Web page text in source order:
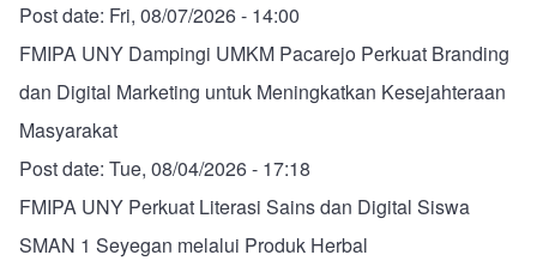
Post date: Fri, 08/07/2026 - 14:00
FMIPA UNY Dampingi UMKM Pacarejo Perkuat Branding
dan Digital Marketing untuk Meningkatkan Kesejahteraan
Masyarakat
Post date: Tue, 08/04/2026 - 17:18
FMIPA UNY Perkuat Literasi Sains dan Digital Siswa
SMAN 1 Seyegan melalui Produk Herbal